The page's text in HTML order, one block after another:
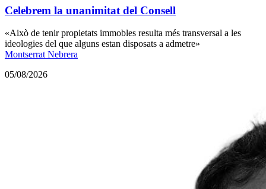
Celebrem la unanimitat del Consell
«Això de tenir propietats immobles resulta més transversal a les
ideologies del que alguns estan disposats a admetre»
Montserrat Nebrera
05/08/2026